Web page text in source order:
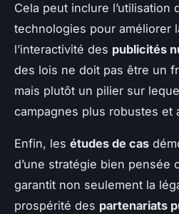
Cela peut inclure l’utilisation
technologies pour améliorer
l’interactivité des publicités
des lois ne doit pas être un
mais plutôt un pilier sur
campagnes plus robustes et
Enfin, les études de cas
d’une stratégie bien pensée
garantit non seulement la
prospérité des partenariats